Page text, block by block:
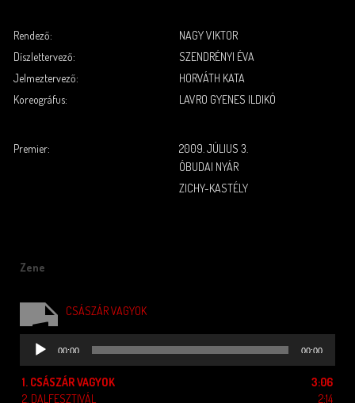
Rendező:
NAGY VIKTOR
Díszlettervező:
SZENDRÉNYI ÉVA
Jelmeztervező:
HORVÁTH KATA
Koreográfus:
LAVRO GYENES ILDIKÓ
Premier:
2009. JÚLIUS 3.
ÓBUDAI NYÁR
ZICHY-KASTÉLY
Zene
CSÁSZÁR VAGYOK
Audió
lejátszó
00:00 00:00
1. CSÁSZÁR VAGYOK
3:06
2. DALFESZTIVÁL 2:14